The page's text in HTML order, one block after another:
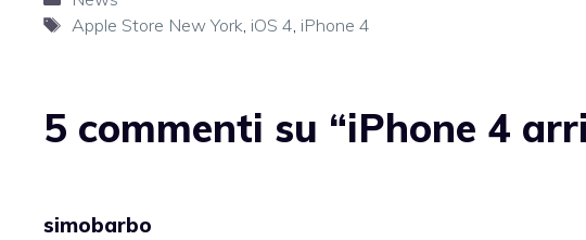
Tag
Apple Store New York, iOS 4, iPhone 4
5 commenti su “iPhone 4
simobarbo